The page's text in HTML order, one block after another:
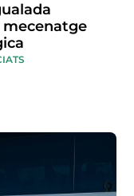
mecenatge